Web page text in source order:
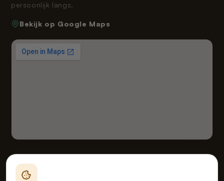
persoonlijk langs.
Bekijk op Google Maps
Fealy B.V. handelend onder de naam van Poopy